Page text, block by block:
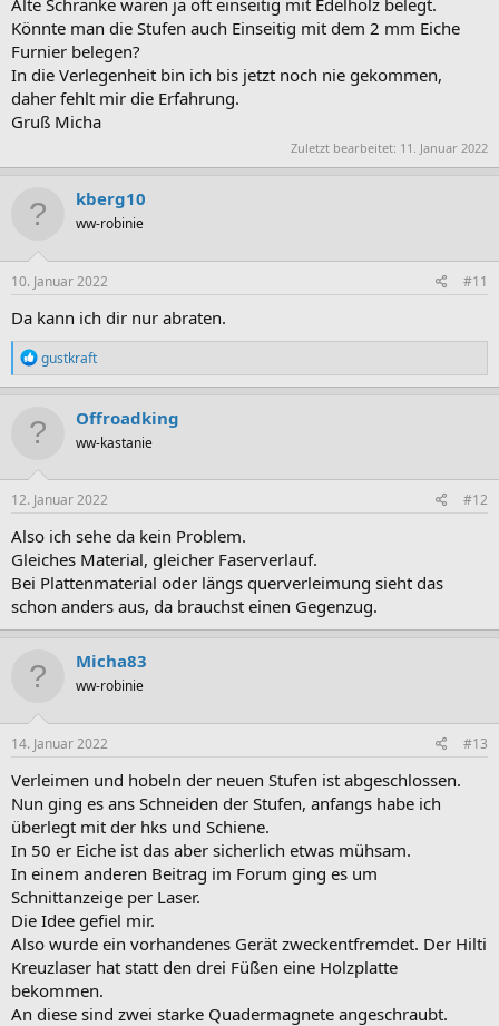
Könnte man die Stufen auch Einseitig mit dem 2 mm Eiche
Furnier belegen?
In die Verlegenheit bin ich bis jetzt noch nie gekommen,
daher fehlt mir die Erfahrung.
Gruß Micha
Zuletzt bearbeitet: 11. Januar 2022
kberg10
ww-robinie
10. Januar 2022 #11
Da kann ich dir nur abraten.
R
e
a
t
n
e
:
gustkraft
Offroadking
ww-kastanie
12. Januar 2022 #12
Also ich sehe da kein Problem.
Gleiches Material, gleicher Faserverlauf.
Bei Plattenmaterial oder längs querverleimung sieht das
schon anders aus, da brauchst einen Gegenzug.
Micha83
ww-robinie
14. Januar 2022 #13
Verleimen und hobeln der neuen Stufen ist abgeschlossen.
Nun ging es ans Schneiden der Stufen, anfangs habe ich
überlegt mit der hks und Schiene.
In 50 er Eiche ist das aber sicherlich etwas mühsam.
In einem anderen Beitrag im Forum ging es um
Schnittanzeige per Laser.
Die Idee gefiel mir.
Also wurde ein vorhandenes Gerät zweckentfremdet. Der Hilti
Kreuzlaser hat statt den drei Füßen eine Holzplatte
bekommen.
An diese sind zwei starke Quadermagnete angeschraubt.